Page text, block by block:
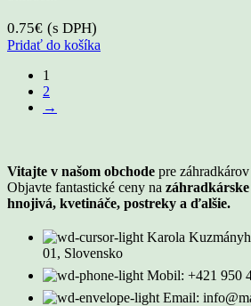
0.75€ (s DPH)
Pridať do košíka
1
2
→
Vitajte v našom obchode pre
Objavte fantastické ceny na
hnojivá, kvetináče, postreky a ďalšie.
Karola
01, Slovensko
Mobil: +421 950
Email: